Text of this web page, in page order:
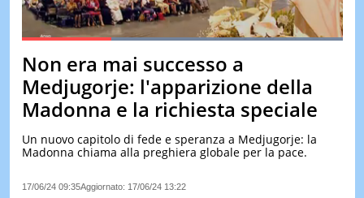
QUIZ
&
TEST
PauseUnmute
Loaded:100.00%
Non era mai successo a
Medjugorje: l'apparizione della
Madonna e la richiesta speciale
Un nuovo capitolo di fede e speranza a Medjugorje: la
Madonna chiama alla preghiera globale per la pace.
17/06/24 09:35Aggiornato: 17/06/24 13:22